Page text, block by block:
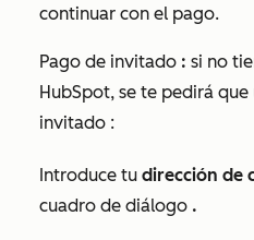
continuar con el pago.
Pago de invitado : si no
HubSpot, se te pedirá
invitado :
Introduce tu dirección de
cuadro de diálogo .